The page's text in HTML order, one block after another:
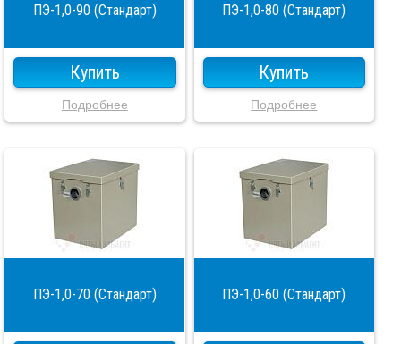
ПЭ-1,0-90 (Стандарт)
Купить
Подробнее
ПЭ-1,0-80 (Стандарт)
Купить
Подробнее
ПЭ-1,0-70 (Стандарт) ПЭ-1,0-60 (Стандарт)